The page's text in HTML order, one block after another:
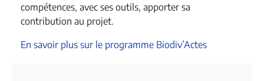
compétences, avec ses outils, apporter sa
contribution au projet.
En savoir plus sur le programme Biodiv’Actes